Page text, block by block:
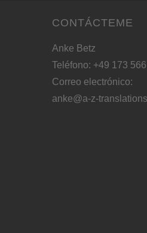
CONTÁCTEME
Anke Betz
Teléfono: +49 173
Correo electrónico:
anke@a-z-